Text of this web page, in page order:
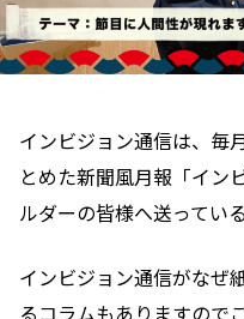
インビジョン通信は、毎
とめた新聞風月報「イン
ルダーの皆様へ送ってい
インビジョン通信がなぜ
るコラムもありますので